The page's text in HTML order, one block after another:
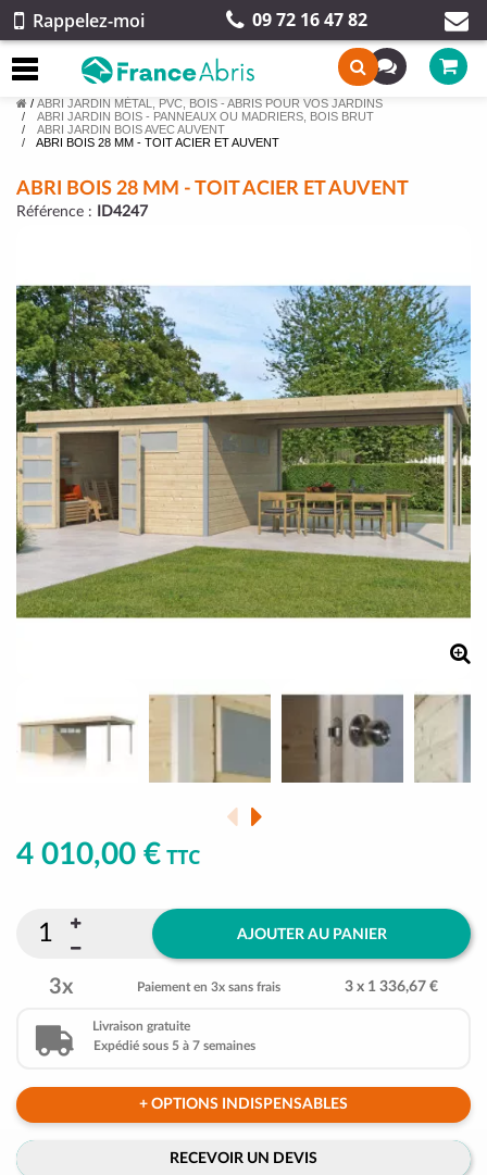
Rappelez-moi 09 72 16 47 82
/ ABRI JARDIN MÉTAL, PVC, BOIS - ABRIS POUR VOS JARDINS
ABRI JARDIN BOIS - PANNEAUX OU MADRIERS, BOIS BRUT
ABRI JARDIN BOIS AVEC AUVENT
ABRI BOIS 28 MM - TOIT ACIER ET AUVENT
ABRI BOIS 28 MM - TOIT ACIER ET AUVENT
Référence : ID4247
4 010,00 € TTC
AJOUTER AU PANIER
3x Paiement en 3x sans frais 3 x 1 336,67 €
Livraison gratuite
Expédié sous 5 à 7 semaines
+ OPTIONS INDISPENSABLES
RECEVOIR UN DEVIS